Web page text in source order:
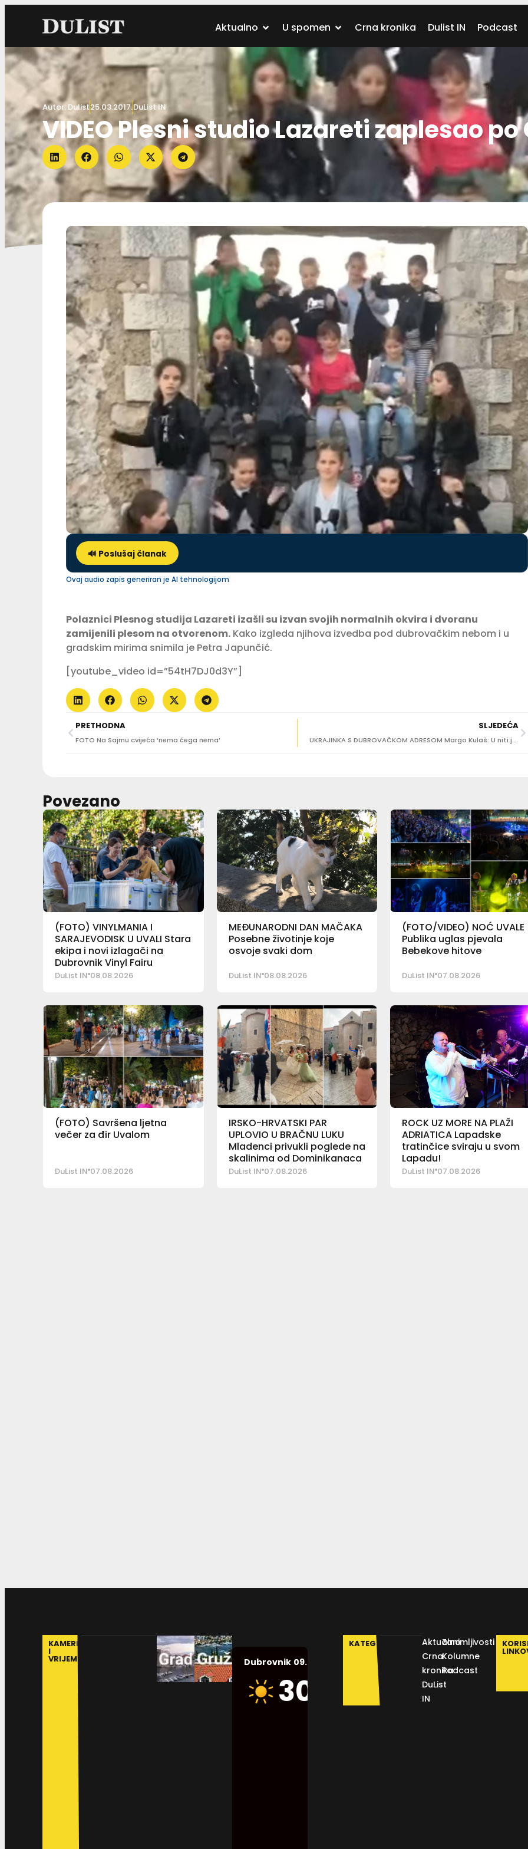
Aktualno U spomen Crna kronika Dulist IN Podcast
Autor: Dulist25.03.2017.DuList IN
VIDEO Plesni studio Lazareti zaplesao po
🔊 Poslušaj članak
Ovaj audio zapis generiran je AI tehnologijom
Polaznici Plesnog studija Lazareti izašli su izvan svojih normalnih okvira i dvoranu
zamijenili plesom na otvorenom. Kako izgleda njihova izvedba pod dubrovačkim nebom i u
gradskim mirima snimila je Petra Japunčić.
[youtube_video id=”54tH7DJ0d3Y”]
PRETHODNA
FOTO Na Sajmu cvijeća ‘nema čega nema’
SLJEDEĆA
UKRAJINKA S DUBROVAČKOM ADRESOM Margo Kulaš: U niti jednom gradu nisam se osjećala sigurno kao ovdje
Povezano
(FOTO) VINYLMANIA I
SARAJEVODISK U UVALI Stara
ekipa i novi izlagači na
Dubrovnik Vinyl Fairu
DuList IN 08.08.2026
MEĐUNARODNI DAN MAČAKA
Posebne životinje koje
osvoje svaki dom
DuList IN 08.08.2026
(FOTO/VIDEO) NOĆ UVALE
Publika uglas pjevala
Bebekove hitove
DuList IN 07.08.2026
(FOTO) Savršena ljetna
večer za đir Uvalom
DuList IN 07.08.2026
IRSKO-HRVATSKI PAR
UPLOVIO U BRAČNU LUKU
Mladenci privukli poglede na
skalinima od Dominikanaca
DuList IN 07.08.2026
ROCK UZ MORE NA PLAŽI
ADRIATICA Lapadske
tratinčice sviraju u svom
Lapadu!
DuList IN 07.08.2026
KAMERE
I
VRIJEME Dubrovnik 09.08.2026.
30
Humidity:
KATEGORIJE
Aktualno
Crna
kronika
DuList
IN
Zanimljivosti
Kolumne
Podcast